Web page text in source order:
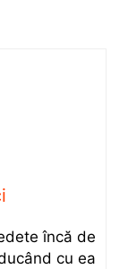
încă de
cu ea